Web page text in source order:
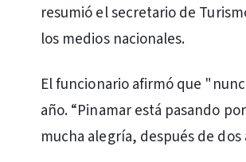
resumió el secretario de
los medios nacionales.
El funcionario afirmó que
año. “Pinamar está pasando
mucha alegría, después de